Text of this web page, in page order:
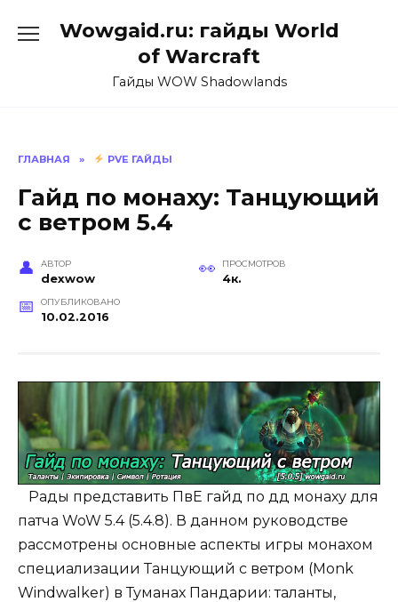
Wowgaid.ru: гайды World
of Warcraft
Гайды WOW Shadowlands
ГЛАВНАЯ » PVE ГАЙДЫ
Гайд по монаху: Танцующий
с ветром 5.4
АВТОР
dexwow
ПРОСМОТРОВ
4к.
ОПУБЛИКОВАНО
10.02.2016
Рады представить ПвЕ гайд по дд монаху для
патча WoW 5.4 (5.4.8). В данном руководстве
рассмотрены основные аспекты игры монахом
специализации Танцующий с ветром (Monk
Windwalker) в Туманах Пандарии: таланты,